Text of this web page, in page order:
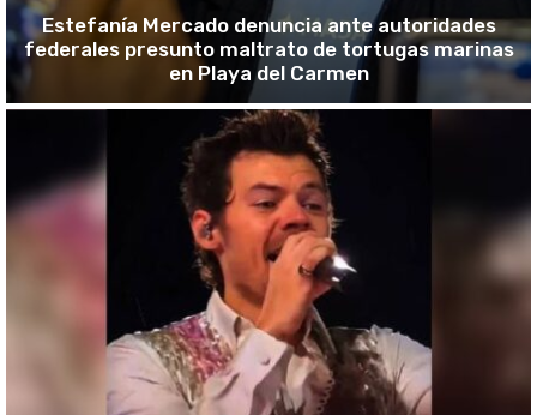
Estefanía Mercado denuncia ante autoridades
federales presunto maltrato de tortugas marinas
en Playa del Carmen